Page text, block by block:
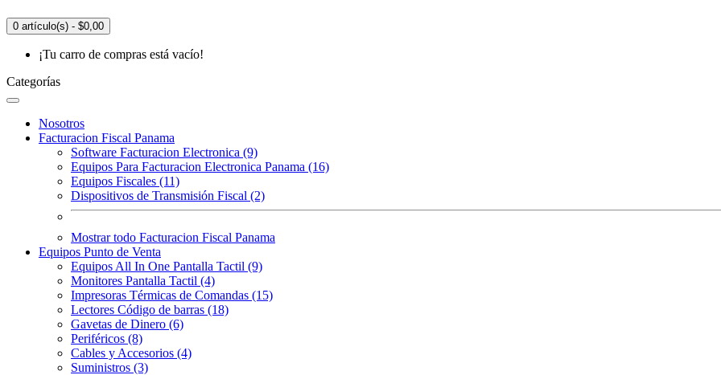
0 artículo(s) - $0,00
¡Tu carro de compras está vacío!
Categorías
Nosotros
Facturacion Fiscal Panama
Software Facturacion Electronica (9)
Equipos Para Facturacion Electronica Panama (16)
Equipos Fiscales (11)
Dispositivos de Transmisión Fiscal (2)
Mostrar todo Facturacion Fiscal Panama
Equipos Punto de Venta
Equipos All In One Pantalla Tactil (9)
Monitores Pantalla Tactil (4)
Impresoras Térmicas de Comandas (15)
Lectores Código de barras (18)
Gavetas de Dinero (6)
Periféricos (8)
Cables y Accesorios (4)
Suministros (3)